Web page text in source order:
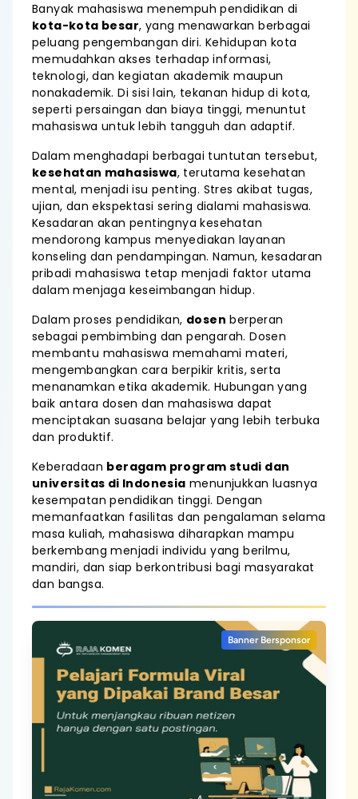
Banyak mahasiswa menempuh pendidikan di
kota-kota besar, yang menawarkan berbagai
peluang pengembangan diri. Kehidupan kota
memudahkan akses terhadap informasi,
teknologi, dan kegiatan akademik maupun
nonakademik. Di sisi lain, tekanan hidup di kota,
seperti persaingan dan biaya tinggi, menuntut
mahasiswa untuk lebih tangguh dan adaptif.
Dalam menghadapi berbagai tuntutan tersebut,
kesehatan mahasiswa, terutama kesehatan
mental, menjadi isu penting. Stres akibat tugas,
ujian, dan ekspektasi sering dialami mahasiswa.
Kesadaran akan pentingnya kesehatan
mendorong kampus menyediakan layanan
konseling dan pendampingan. Namun, kesadaran
pribadi mahasiswa tetap menjadi faktor utama
dalam menjaga keseimbangan hidup.
Dalam proses pendidikan, dosen berperan
sebagai pembimbing dan pengarah. Dosen
membantu mahasiswa memahami materi,
mengembangkan cara berpikir kritis, serta
menanamkan etika akademik. Hubungan yang
baik antara dosen dan mahasiswa dapat
menciptakan suasana belajar yang lebih terbuka
dan produktif.
Keberadaan beragam program studi dan
universitas di Indonesia menunjukkan luasnya
kesempatan pendidikan tinggi. Dengan
memanfaatkan fasilitas dan pengalaman selama
masa kuliah, mahasiswa diharapkan mampu
berkembang menjadi individu yang berilmu,
mandiri, dan siap berkontribusi bagi masyarakat
dan bangsa.
Banner Bersponsor